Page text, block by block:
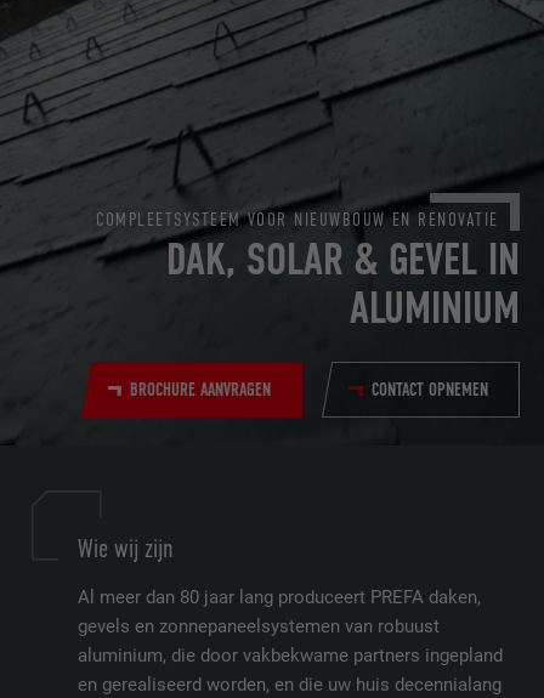
DAK, SOLAR & GEVEL IN
ALUMINIUM
COMPLEETSYSTEEM VOOR NIEUWBOUW EN RENOVATIE
BROCHURE AANVRAGEN CONTACT OPNEMEN
Wie wij zijn
Al meer dan 80 jaar lang produceert PREFA daken,
gevels en zonnepaneelsystemen van robuust
aluminium, die door vakbekwame partners ingepland
en gerealiseerd worden, en die uw huis decennialang